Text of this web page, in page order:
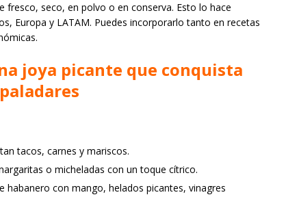
fresco, seco, en polvo o en conserva. Esto lo hace
Europa y LATAM. Puedes incorporarlo tanto en recetas
joya picante que conquista
paladares
tacos, carnes y mariscos.
o micheladas con un toque cítrico.
habanero con mango, helados picantes, vinagres